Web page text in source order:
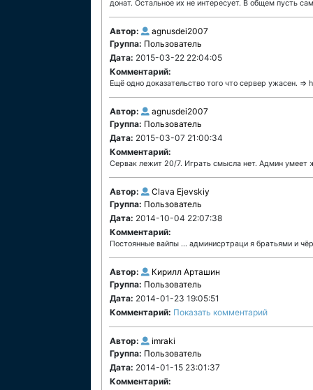
донат. Остальное их не интересует. В общем пусть
Автор:
agnusdei2007
Группа: Пользователь
Дата: 2015-03-22 22:04:05
Комментарий:
Ещё одно доказательство того что сервер ужасен.
Автор:
agnusdei2007
Группа: Пользователь
Дата: 2015-03-07 21:00:34
Комментарий:
Сервак лежит 20/7. Играть смысла нет. Админ умеет
Автор:
Clava Ejevskiy
Группа: Пользователь
Дата: 2014-10-04 22:07:38
Комментарий:
Постоянные вайпы ... админисртраци я братьями и
Автор:
Кирилл Арташин
Группа: Пользователь
Дата: 2014-01-23 19:05:51
Комментарий: Показать комментарий
Автор:
imraki
Группа: Пользователь
Дата: 2014-01-15 23:01:37
Комментарий: